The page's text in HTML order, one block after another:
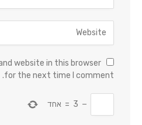
website in this browser
for the next time I comment.
−
3
= אחד